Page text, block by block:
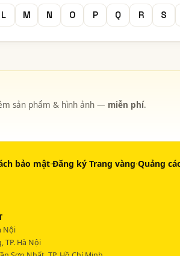
L M N O P Q R S
sản phẩm & hình ảnh — miễn phí.
bảo mật·Đăng ký Trang vàng·Quảng
Nội
TP. Hà Nội